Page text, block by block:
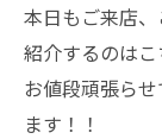
本日もご来店
紹介するのはこ
お値段頑張ら
ます！！